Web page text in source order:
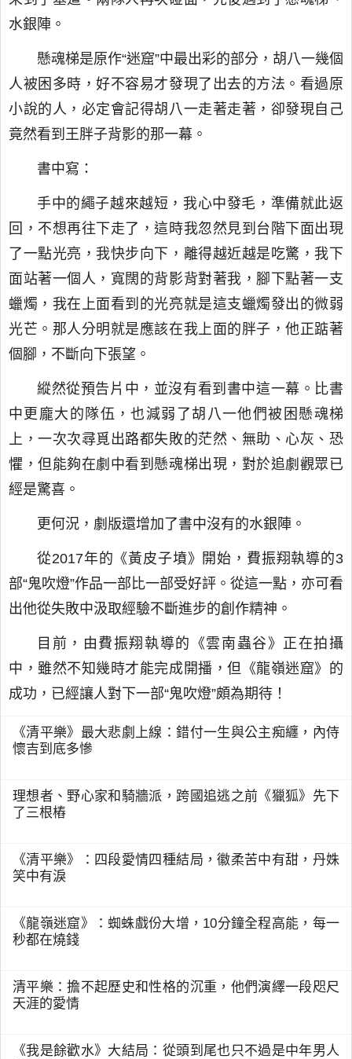
水銀陣。
懸魂梯是原作“迷窟”中最出彩的部分，胡八一幾個
人被困多時，好不容易才發現了出去的方法。看過原
小說的人，必定會記得胡八一走著走著，卻發現自己
竟然看到王胖子背影的那一幕。
書中寫：
手中的繩子越來越短，我心中發毛，準備就此返
回，不想再往下走了，這時我忽然見到台階下面出現
了一點光亮，我快步向下，離得越近越是吃驚，我下
面站著一個人，寬闊的背影背對著我，腳下點著一支
蠟燭，我在上面看到的光亮就是這支蠟燭發出的微弱
光芒。那人分明就是應該在我上面的胖子，他正踮著
個腳，不斷向下張望。
縱然從預告片中，並沒有看到書中這一幕。比書
中更龐大的隊伍，也減弱了胡八一他們被困懸魂梯
上，一次次尋覓出路都失敗的茫然、無助、心灰、恐
懼，但能夠在劇中看到懸魂梯出現，對於追劇觀眾已
經是驚喜。
更何況，劇版還增加了書中沒有的水銀陣。
從2017年的《黃皮子墳》開始，費振翔執導的3
部“鬼吹燈”作品一部比一部受好評。從這一點，亦可看
出他從失敗中汲取經驗不斷進步的創作精神。
目前，由費振翔執導的《雲南蟲谷》正在拍攝
中，雖然不知幾時才能完成開播，但《龍嶺迷窟》的
成功，已經讓人對下一部“鬼吹燈”頗為期待！
《清平樂》最大悲劇上線：錯付一生與公主痴纏，內侍
懷吉到底多慘
理想者、野心家和騎牆派，跨國追逃之前《獵狐》先下
了三根樁
《清平樂》：四段愛情四種結局，徽柔苦中有甜，丹姝
笑中有淚
《龍嶺迷窟》：蜘蛛戲份大增，10分鐘全程高能，每一
秒都在燒錢
清平樂：擔不起歷史和性格的沉重，他們演繹一段咫尺
天涯的愛情
《我是餘歡水》大結局：從頭到尾也只不過是中年男人